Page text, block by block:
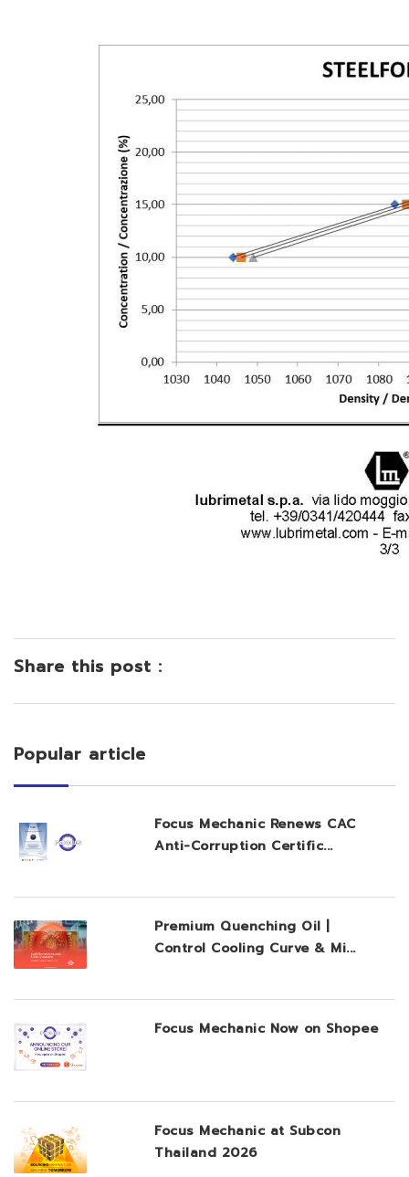
Share this post :
Popular article
Focus Mechanic Renews CAC
Anti-Corruption Certific...
Premium Quenching Oil |
Control Cooling Curve & Mi...
Focus Mechanic Now on Shopee
Focus Mechanic at Subcon
Thailand 2026